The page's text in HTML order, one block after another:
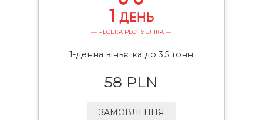
1 ДЕНЬ
— ЧЕСЬКА РЕСПУБЛІКА —
1-денна віньєтка до 3,5 тонн
58 PLN
ЗАМОВЛЕННЯ